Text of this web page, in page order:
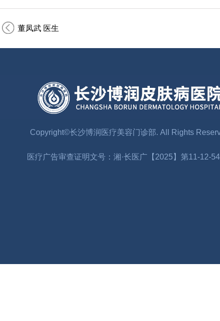
董凤武 医生
Copyright©长沙博润医疗美容门诊部. All Rights
医疗广告审查证明文号：湘·长医广【2025】第11-12-